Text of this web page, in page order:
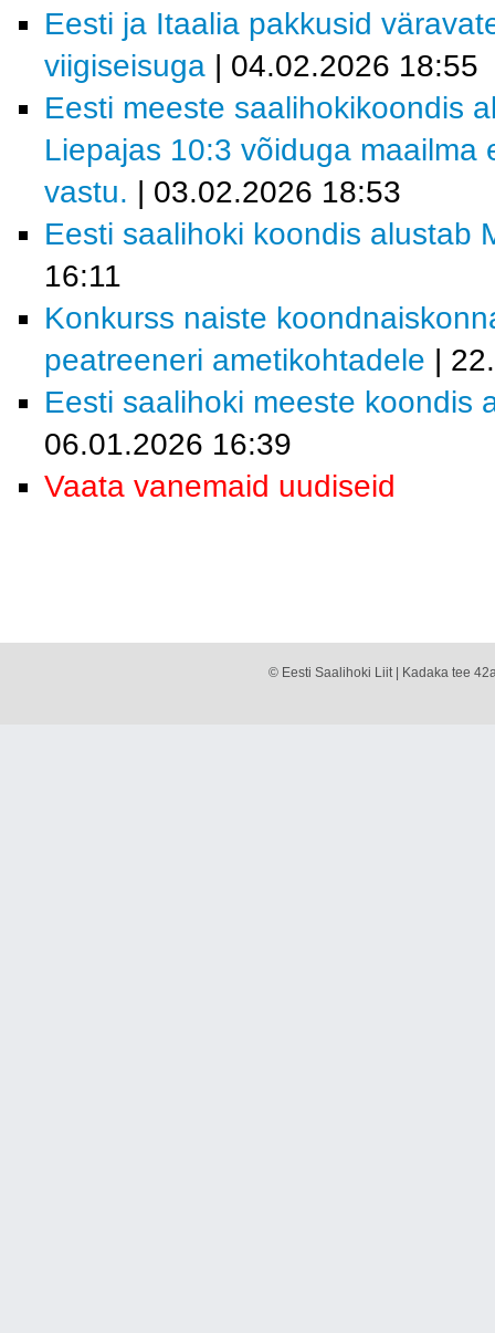
Eesti ja Itaalia pakkusid
viigiseisuga | 04.02.2026 18:55
Eesti meeste saalihokikoondis
Liepajas 10:3 võiduga
vastu. | 03.02.2026 18:53
Eesti saalihoki koondis alustab
16:11
Konkurss naiste
peatreeneri ametikohtadele |
Eesti saalihoki meeste koondis
06.01.2026 16:39
Vaata vanemaid uudiseid
© Eesti Saalihoki Liit | Kadaka tee